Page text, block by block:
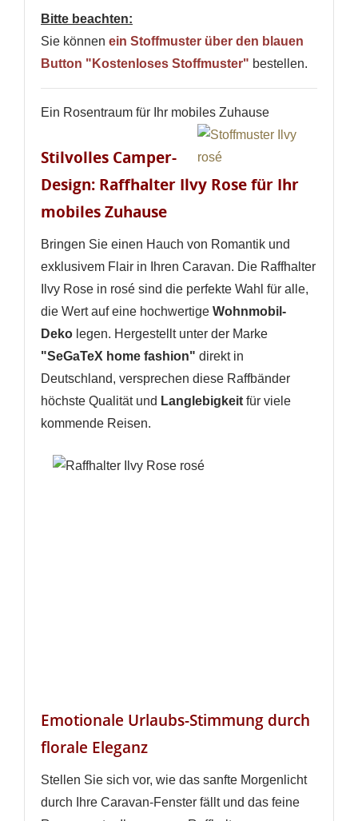
Bitte beachten:
Sie können ein Stoffmuster über den blauen
Button "Kostenloses Stoffmuster" bestellen.
Ein Rosentraum für Ihr mobiles Zuhause
Stilvolles Camper-
Design: Raffhalter Ilvy Rose für Ihr
mobiles Zuhause
Bringen Sie einen Hauch von Romantik und
exklusivem Flair in Ihren Caravan. Die Raffhalter
Ilvy Rose in rosé sind die perfekte Wahl für alle,
die Wert auf eine hochwertige Wohnmobil-
Deko legen. Hergestellt unter der Marke
"SeGaTeX home fashion" direkt in
Deutschland, versprechen diese Raffbänder
höchste Qualität und Langlebigkeit für viele
kommende Reisen.
Emotionale Urlaubs-Stimmung durch
florale Eleganz
Stellen Sie sich vor, wie das sanfte Morgenlicht
durch Ihre Caravan-Fenster fällt und das feine